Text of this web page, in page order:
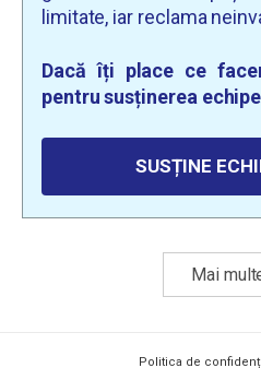
limitate, iar reclama
Dacă îți place ce
pentru susținerea
SUSȚINE
Mai
Politica de